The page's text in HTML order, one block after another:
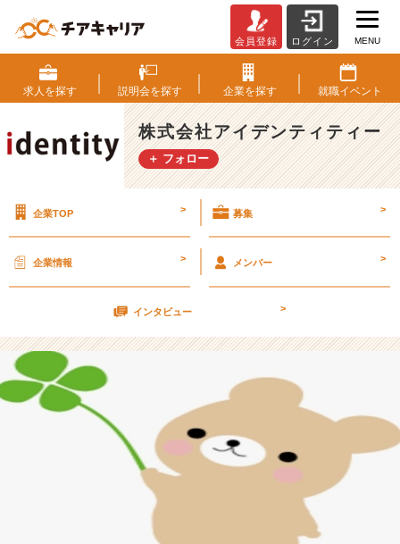
年
の
今
頃...
【株
式
イ
テ
ィ
ィ
ム
ラ
ン】
ベ
会員登録 ログイン MENU
求人を探す 説明会を探す 企業を探す 就職イベント
株式会社アイデンティティー
＋ フォロー
企業TOP > 募集 >
企業情報 > メンバー >
インタビュー >